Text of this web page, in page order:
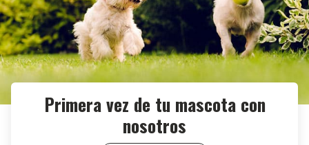
Primera vez de tu mascota con
nosotros